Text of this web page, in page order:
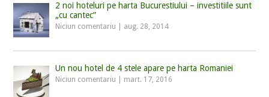
2 noi hoteluri pe harta Bucurestiului – investitiile sunt
„cu cantec”
Niciun comentariu aug. 28, 2014
Un nou hotel de 4 stele apare pe harta Romaniei
Niciun comentariu mart. 17, 2016